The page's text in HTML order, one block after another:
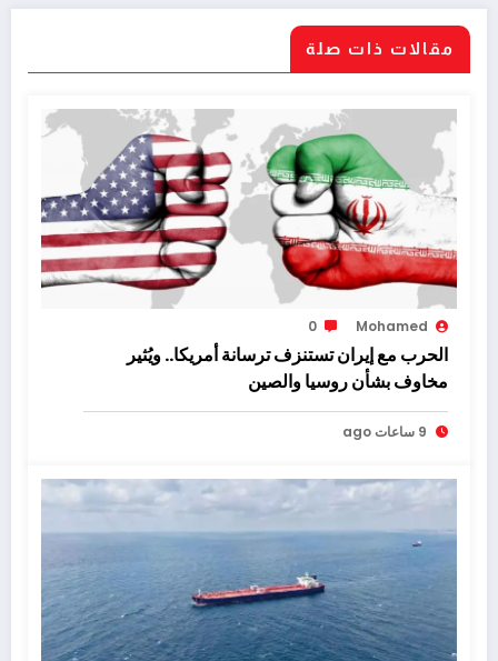
مقالات ذات صلة
Mohamed
0
الحرب مع إيران تستنزف ترسانة أمريكا.. ويُثير
مخاوف بشأن روسيا والصين
9 ساعات ago